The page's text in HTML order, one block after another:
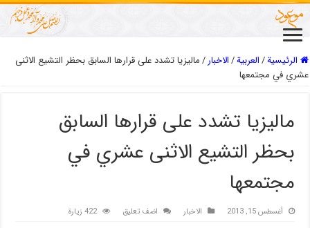
الرئيسية/العربیة/الاخبار/ماليزيا تشدد على قرارها السابق بحظر التشيع الاثنى
عشري في مجتمعها
ماليزيا تشدد على قرارها السابق
بحظر التشيع الاثنى عشري في
مجتمعها
أغسطس 15, 2013 الاخبار اضف تعليق 422 زيارة